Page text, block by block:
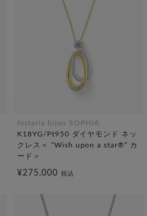
festaria bijou SOPHIA
K18YG/Pt950 ダイヤモンド ネッ
クレス＜ “Wish upon a star®” カ
ード＞
¥275,000 税込